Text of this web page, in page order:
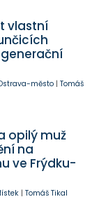
vlastní
město| Tomáš
opilý muž
na
ve Frýdku-
| Tomáš Tikal